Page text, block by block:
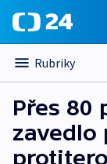
Rubriky
Přes 80
zavedlo